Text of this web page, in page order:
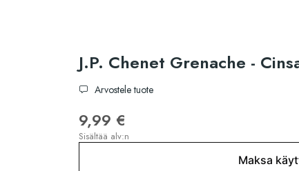
J.P. Chenet Grenache -
Arvostele tuote
9,99 €
Sisältää alv:n